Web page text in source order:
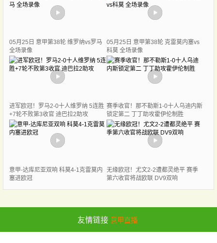
05月25日 意甲第38轮 维罗纳vs罗马
全场录像
05月25日 意甲第38轮 克雷莫内塞vs
科莫 全场录像
进军欧冠！罗马2-0十人维罗纳 5连胜
+7轮不败第3收官 迪巴拉2助攻
赛季收官！那不勒斯1-0十人乌迪内斯
锁定第二 丁丁助攻霍伊伦制胜
意甲-达库尼亚双响 科莫4-1克雷莫内
塞进欧冠
无缘欧冠！尤文2-2遭都灵绝平 赛季
第六收官将战欧联 DV9双响
友情链接 意甲直播